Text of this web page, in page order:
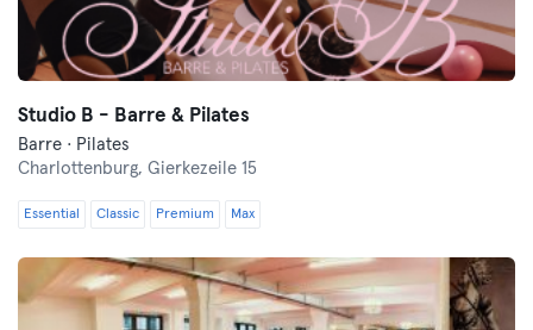
Studio B - Barre & Pilates
Barre · Pilates
Charlottenburg, Gierkezeile 15
Essential Classic Premium Max